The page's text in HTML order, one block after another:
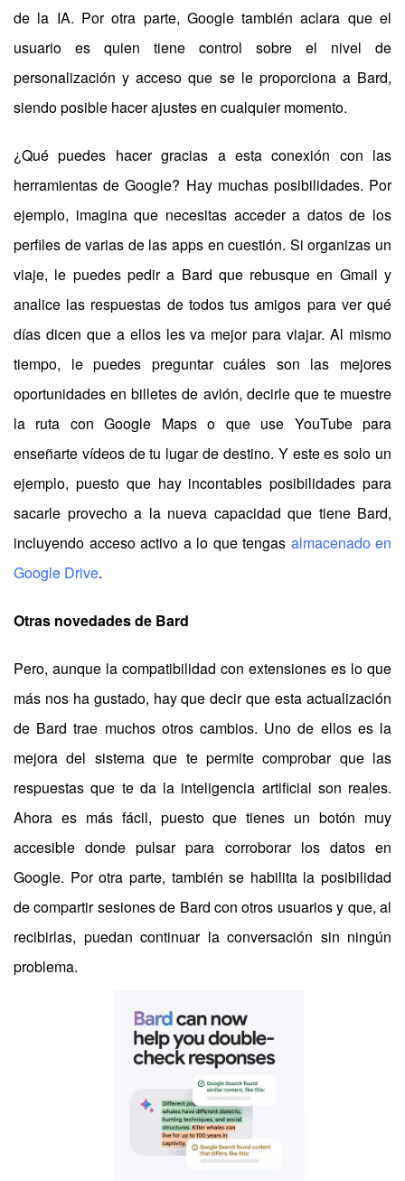
de la IA. Por otra parte, Google también aclara que el
usuario es quien tiene control sobre el nivel de
personalización y acceso que se le proporciona a Bard,
siendo posible hacer ajustes en cualquier momento.
¿Qué puedes hacer gracias a esta conexión con las
herramientas de Google? Hay muchas posibilidades. Por
ejemplo, imagina que necesitas acceder a datos de los
perfiles de varias de las apps en cuestión. Si organizas un
viaje, le puedes pedir a Bard que rebusque en Gmail y
analice las respuestas de todos tus amigos para ver qué
días dicen que a ellos les va mejor para viajar. Al mismo
tiempo, le puedes preguntar cuáles son las mejores
oportunidades en billetes de avión, decirle que te muestre
la ruta con Google Maps o que use YouTube para
enseñarte vídeos de tu lugar de destino. Y este es solo un
ejemplo, puesto que hay incontables posibilidades para
sacarle provecho a la nueva capacidad que tiene Bard,
incluyendo acceso activo a lo que tengas almacenado en
Google Drive.
Otras novedades de Bard
Pero, aunque la compatibilidad con extensiones es lo que
más nos ha gustado, hay que decir que esta actualización
de Bard trae muchos otros cambios. Uno de ellos es la
mejora del sistema que te permite comprobar que las
respuestas que te da la inteligencia artificial son reales.
Ahora es más fácil, puesto que tienes un botón muy
accesible donde pulsar para corroborar los datos en
Google. Por otra parte, también se habilita la posibilidad
de compartir sesiones de Bard con otros usuarios y que, al
recibirlas, puedan continuar la conversación sin ningún
problema.